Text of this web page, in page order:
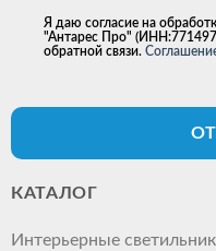
Я даю согласие на
"Антарес Про"
обратной связи.
КАТАЛОГ
Интерьерные